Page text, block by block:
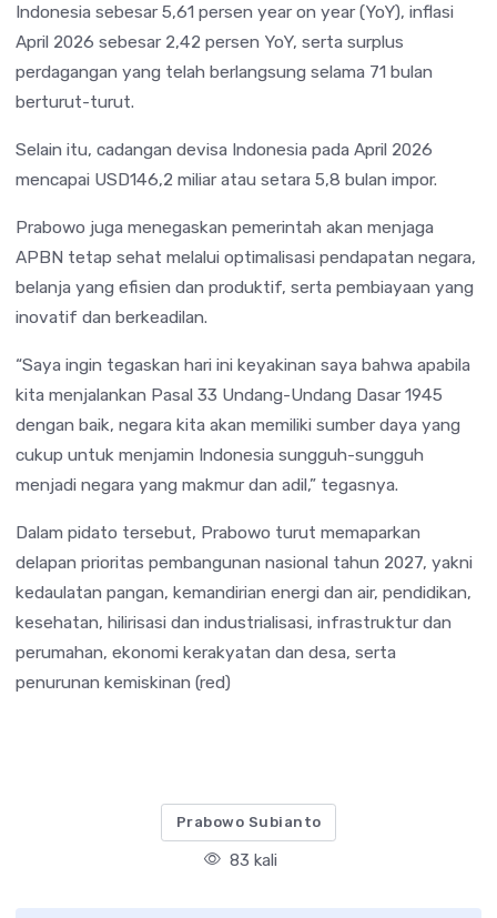
Indonesia sebesar 5,61 persen year on year (YoY), inflasi
April 2026 sebesar 2,42 persen YoY, serta surplus
perdagangan yang telah berlangsung selama 71 bulan
berturut-turut.
Selain itu, cadangan devisa Indonesia pada April 2026
mencapai USD146,2 miliar atau setara 5,8 bulan impor.
Prabowo juga menegaskan pemerintah akan menjaga
APBN tetap sehat melalui optimalisasi pendapatan negara,
belanja yang efisien dan produktif, serta pembiayaan yang
inovatif dan berkeadilan.
“Saya ingin tegaskan hari ini keyakinan saya bahwa apabila
kita menjalankan Pasal 33 Undang-Undang Dasar 1945
dengan baik, negara kita akan memiliki sumber daya yang
cukup untuk menjamin Indonesia sungguh-sungguh
menjadi negara yang makmur dan adil,” tegasnya.
Dalam pidato tersebut, Prabowo turut memaparkan
delapan prioritas pembangunan nasional tahun 2027, yakni
kedaulatan pangan, kemandirian energi dan air, pendidikan,
kesehatan, hilirisasi dan industrialisasi, infrastruktur dan
perumahan, ekonomi kerakyatan dan desa, serta
penurunan kemiskinan (red)
Prabowo Subianto
83 kali